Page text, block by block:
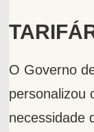
O Governo
personalizou
necessidade